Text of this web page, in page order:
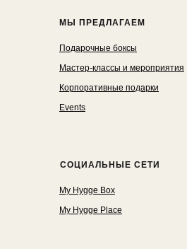
МЫ ПРЕДЛАГАЕМ
СОЦИАЛЬНЫЕ СЕТИ
Подарочные боксы
Мастер-классы и мероприятия
Корпоративные подарки
Events
My Hygge Box
My Hygge Place